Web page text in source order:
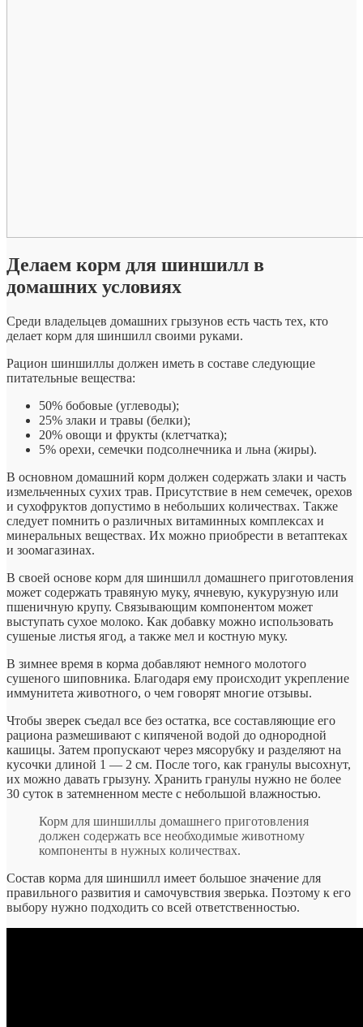
Делаем корм для шиншилл в
домашних условиях
Среди владельцев домашних грызунов есть часть тех, кто
делает корм для шиншилл своими руками.
Рацион шиншиллы должен иметь в составе следующие
питательные вещества:
50% бобовые (углеводы);
25% злаки и травы (белки);
20% овощи и фрукты (клетчатка);
5% орехи, семечки подсолнечника и льна (жиры).
В основном домашний корм должен содержать злаки и часть
измельченных сухих трав. Присутствие в нем семечек, орехов
и сухофруктов допустимо в небольших количествах. Также
следует помнить о различных витаминных комплексах и
минеральных веществах. Их можно приобрести в ветаптеках
и зоомагазинах.
В своей основе корм для шиншилл домашнего приготовления
может содержать травяную муку, ячневую, кукурузную или
пшеничную крупу. Связывающим компонентом может
выступать сухое молоко. Как добавку можно использовать
сушеные листья ягод, а также мел и костную муку.
В зимнее время в корма добавляют немного молотого
сушеного шиповника. Благодаря ему происходит укрепление
иммунитета животного, о чем говорят многие отзывы.
Чтобы зверек съедал все без остатка, все составляющие его
рациона размешивают с кипяченой водой до однородной
кашицы. Затем пропускают через мясорубку и разделяют на
кусочки длиной 1 — 2 см. После того, как гранулы высохнут,
их можно давать грызуну. Хранить гранулы нужно не более
30 суток в затемненном месте с небольшой влажностью.
Корм для шиншиллы домашнего приготовления
должен содержать все необходимые животному
компоненты в нужных количествах.
Состав корма для шиншилл имеет большое значение для
правильного развития и самочувствия зверька. Поэтому к его
выбору нужно подходить со всей ответственностью.